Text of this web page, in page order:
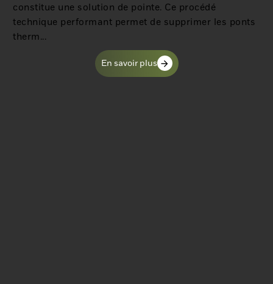
constitue une solution de pointe. Ce procédé
technique performant permet de supprimer les ponts
therm...
En savoir plus